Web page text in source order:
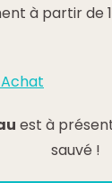
à partir de
est à
sauvé !